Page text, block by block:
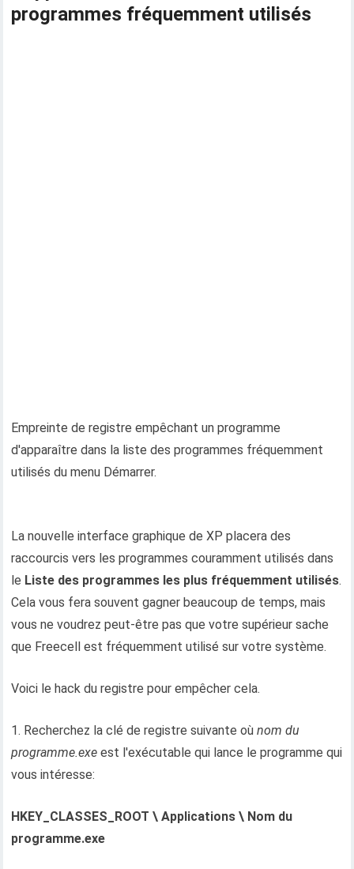
programmes fréquemment utilisés
Empreinte de registre empêchant un programme
d'apparaître dans la liste des programmes fréquemment
utilisés du menu Démarrer.
La nouvelle interface graphique de XP placera des
raccourcis vers les programmes couramment utilisés dans
le Liste des programmes les plus fréquemment utilisés.
Cela vous fera souvent gagner beaucoup de temps, mais
vous ne voudrez peut-être pas que votre supérieur sache
que Freecell est fréquemment utilisé sur votre système.
Voici le hack du registre pour empêcher cela.
1. Recherchez la clé de registre suivante oùnom du
programme.exeest l'exécutable qui lance le programme qui
vous intéresse:
HKEY_CLASSES_ROOT \ Applications \ Nom du
programme.exe